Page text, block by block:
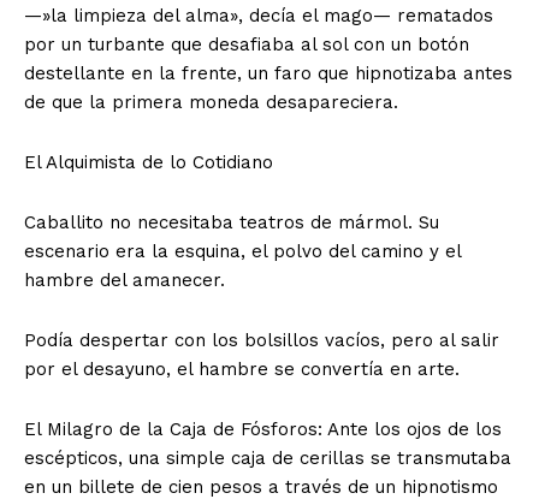
—»la limpieza del alma», decía el mago— rematados
por un turbante que desafiaba al sol con un botón
destellante en la frente, un faro que hipnotizaba antes
de que la primera moneda desapareciera.
El Alquimista de lo Cotidiano
Caballito no necesitaba teatros de mármol. Su
escenario era la esquina, el polvo del camino y el
hambre del amanecer.
Podía despertar con los bolsillos vacíos, pero al salir
por el desayuno, el hambre se convertía en arte.
El Milagro de la Caja de Fósforos: Ante los ojos de los
escépticos, una simple caja de cerillas se transmutaba
en un billete de cien pesos a través de un hipnotismo